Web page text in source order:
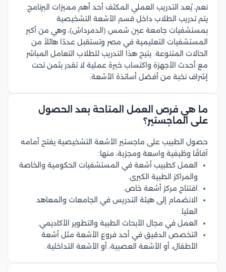
نعم، يُعد التدريب العملي المكثف أحد أهم مميزات البرنامج.
يتم تدريب الطلاب داخل قسم الأشعة التشخيصية
بمستشفيات جامعة عين شمس (الدمرداش)، وهي من أكبر
المستشفيات التعليمية في مصر وتستقبل عددًا هائلاً من
الحالات المتنوعة. يتيح هذا التدريب للطلاب التعامل المباشر
مع أحدث الأجهزة واكتساب خبرة عملية لا تقدر بثمن تحت
إشراف نخبة من أفضل أساتذة الأشعة.
ما هي فرص العمل المتاحة بعد الحصول
على الماجستير؟
حصول الطبيب على ماجستير الأشعة التشخيصية يفتح أمامه
آفاقًا وظيفية واسعة ومجزية، منها:
العمل كطبيب أشعة في المستشفيات الحكومية والخاصة
والمراكز الطبية الكبرى.
افتتاح مركز أشعة خاص.
الانضمام إلى هيئة التدريس في الجامعات والمعاهد
العليا.
العمل في مجال الأبحاث الطبية والتطوير الأكاديمي.
التخصص الدقيق في أحد فروع الأشعة مثل أشعة
الأطفال، أو الأشعة العصبية، أو الأشعة التداخلية.